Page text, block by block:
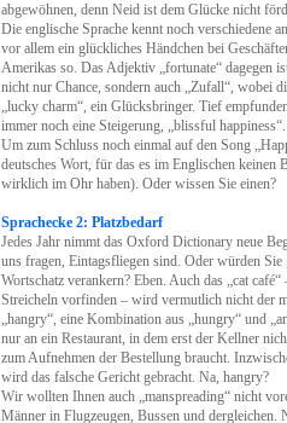
abgewöhnen, denn Neid ist dem Glücke nicht
Die englische Sprache kennt noch verschiedene
vor allem ein glückliches Händchen bei
Amerikas so. Das Adjektiv „fortunate“ dagegen
nicht nur Chance, sondern auch „Zufall“, wobei
„lucky charm“, ein Glücksbringer. Tief
immer noch eine Steigerung, „blissful
Um zum Schluss noch einmal auf den Song
deutsches Wort, für das es im Englischen
wirklich im Ohr haben). Oder wissen Sie einen?
Sprachecke 2: Platzbedarf
Jedes Jahr nimmt das Oxford Dictionary neue
uns fragen, Eintagsfliegen sind. Oder würden
Wortschatz verankern? Eben. Auch das „cat
Streicheln vorfinden – wird vermutlich nicht der
„hangry“, eine Kombination aus „hungry“ und
nur an ein Restaurant, in dem erst der Kellner
zum Aufnehmen der Bestellung braucht.
wird das falsche Gericht gebracht. Na, hangry?
Wir wollten Ihnen auch „manspreading“ nicht
Männer in Flugzeugen, Bussen und